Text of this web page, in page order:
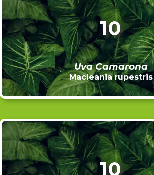
10
Uva Camarona
Macleania rupestris
10